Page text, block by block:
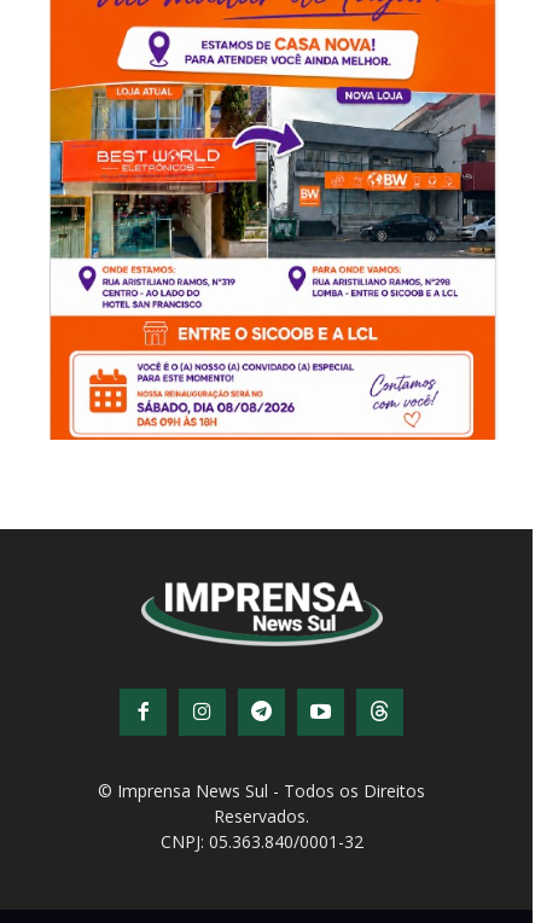
© Imprensa News Sul - Todos os Direitos
CNPJ: 05.363.840/0001-32